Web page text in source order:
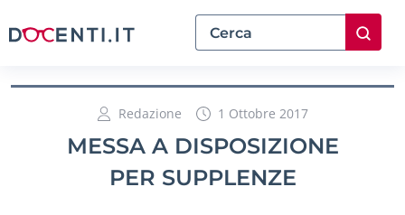
Redazione 1 Ottobre 2017
MESSA A DISPOSIZIONE
PER SUPPLENZE